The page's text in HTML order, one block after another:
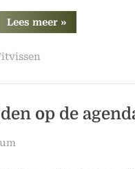
Lees meer“Uitslag
1ste
»
op de